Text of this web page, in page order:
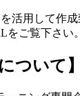
活用して作
をご覧下さい
ついて】